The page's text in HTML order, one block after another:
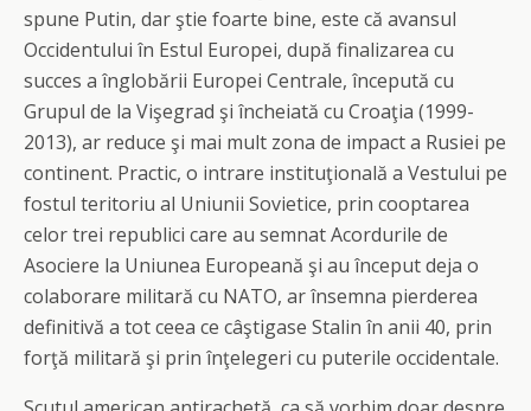
spune Putin, dar ştie foarte bine, este că avansul
Occidentului în Estul Europei, după finalizarea cu
succes a înglobării Europei Centrale, începută cu
Grupul de la Vişegrad şi încheiată cu Croaţia (1999-
2013), ar reduce şi mai mult zona de impact a Rusiei pe
continent. Practic, o intrare instituţională a Vestului pe
fostul teritoriu al Uniunii Sovietice, prin cooptarea
celor trei republici care au semnat Acordurile de
Asociere la Uniunea Europeană şi au început deja o
colaborare militară cu NATO, ar însemna pierderea
definitivă a tot ceea ce câştigase Stalin în anii 40, prin
forţă militară şi prin înţelegeri cu puterile occidentale.